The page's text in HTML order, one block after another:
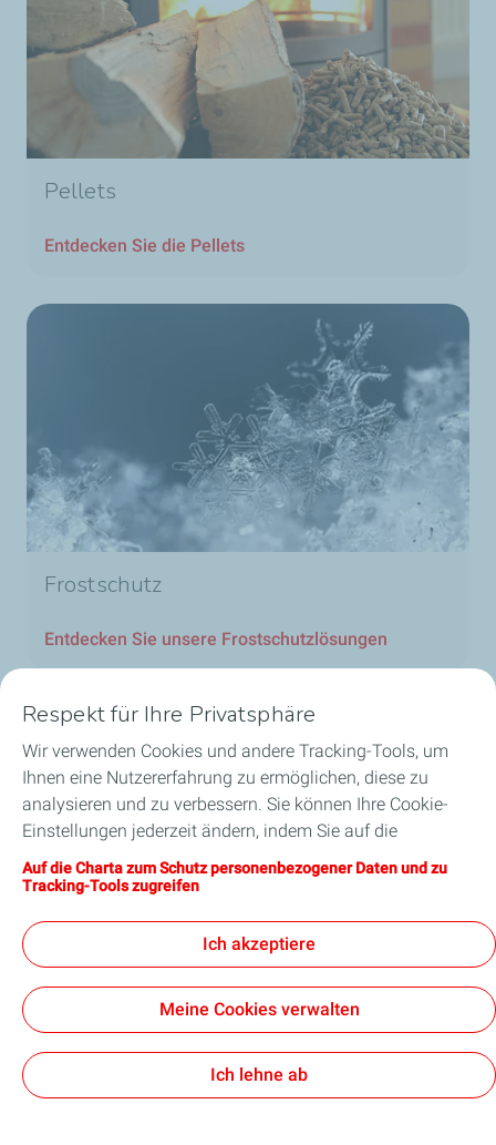
Pellets
Entdecken Sie die Pellets
Frostschutz
Entdecken Sie unsere Frostschutzlösungen
Unsere Geschäftsbereiche in Luxemburg
Unsere Produkte
Nützliche Links
Unsere Standorte in Luxemburg
Rechtlicher Hinweis
Cookies
Respekt für Ihre Privatsphäre
Wir verwenden Cookies und andere Tracking-Tools, um
Ihnen eine Nutzererfahrung zu ermöglichen, diese zu
analysieren und zu verbessern. Sie können Ihre Cookie-
Einstellungen jederzeit ändern, indem Sie auf die
Schaltfläche „Meine Cookies verwalten“ klicken. Durch
Anklicken der Schaltfläche „Annehmen“ stimmen Sie der
„Ablehnen“ werden nur die für das reibungslose
Funktionieren der Website erforderlichen technischen
Cookies verwendet. Weitere Informationen finden Sie auf
der Seite „Charta zum Schutz personenbezogener Daten
Auf die Charta zum Schutz personenbezogener Daten und zu
Tracking-Tools zugreifen
Ich akzeptiere
Meine Cookies verwalten
Ich lehne ab